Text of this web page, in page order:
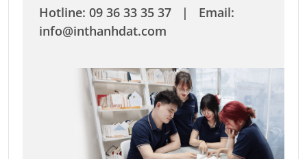
Hotline: 09 36 33 35 37 | Email:
info@inthanhdat.com